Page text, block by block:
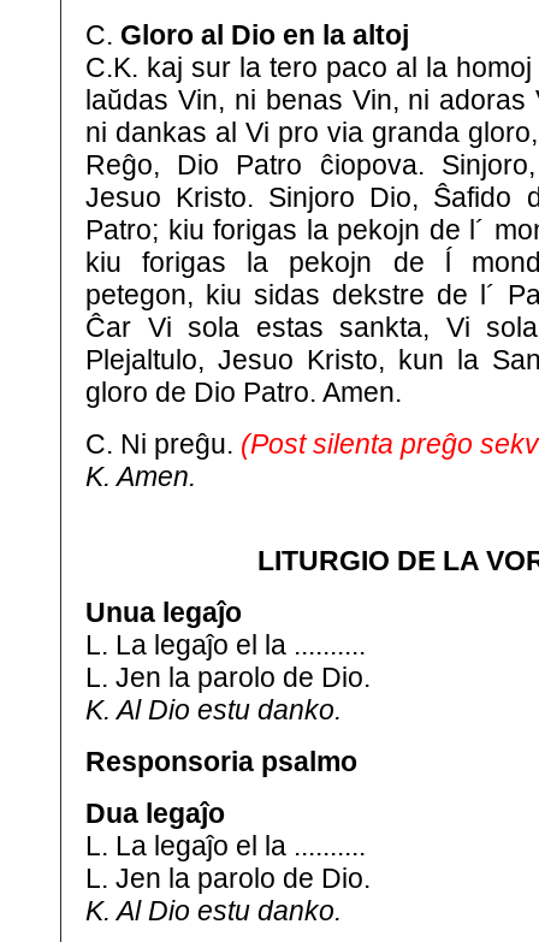
C. Gloro al Dio en la altoj
C.K. kaj sur la tero paco al la
laŭdas Vin, ni benas Vin, ni adoras
ni dankas al Vi pro via granda
Reĝo, Dio Patro ĉiopova.
Jesuo Kristo. Sinjoro Dio, Ŝafido
Patro; kiu forigas la pekojn de l´
kiu forigas la pekojn de ĺ
petegon, kiu sidas dekstre de l´
Ĉar Vi sola estas sankta, Vi
Plejaltulo, Jesuo Kristo, kun la
gloro de Dio Patro. Amen.
C. Ni preĝu. (Post silenta preĝo
K. Amen.
LITURGIO DE LA
Unua legaĵo
L. La legaĵo el la ..........
L. Jen la parolo de Dio.
K. Al Dio estu danko.
Responsoria psalmo
Dua legaĵo
L. La legaĵo el la ..........
L. Jen la parolo de Dio.
K. Al Dio estu danko.